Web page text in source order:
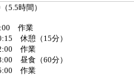
（5.5時間）
作業
休憩（15分）
作業
昼食（60分）
作業